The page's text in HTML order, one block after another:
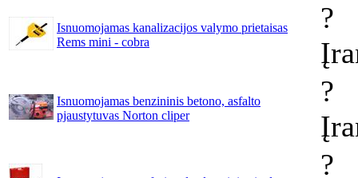
Isnuomojamas kanalizacijos valymo prietaisas
Rems mini - cobra
?
Isnuomojamas benzininis betono, asfalto
pjaustytuvas Norton cliper
?
?